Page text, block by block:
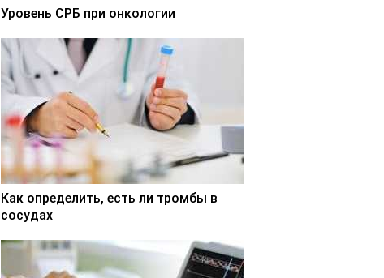
Уровень СРБ при онкологии
Как определить, есть ли тромбы в
сосудах